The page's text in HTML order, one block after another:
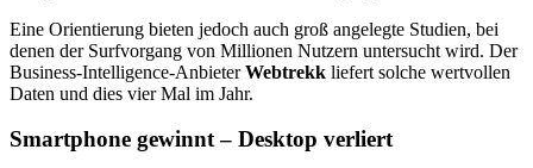
Eine Orientierung bieten jedoch auch groß angelegte Studien, bei
denen der Surfvorgang von Millionen Nutzern untersucht wird. Der
Business-Intelligence-AnbieterWebtrekk liefert solche wertvollen
Daten und dies vier Mal im Jahr.
Smartphone gewinnt – Desktop verliert